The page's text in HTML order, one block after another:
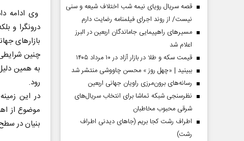
وی ادامه
درونگرا و
بازارهای
چنین
به همین
رود.
در این
موضوع از
بنیان در
قصه سریال رویای نیمه شب اختلاف شیعه و سنی
نیست/ از روند اجرای فیلمنامه رضایت دارم
مسیر‌های راهپیمایی جاماندگان اربعین در البرز
اعلام شد
قیمت سکه و طلا در بازار آزاد در ۱۰ مرداد ۱۴۰۵
ببینید | «چهل روز » محسن چاووشی منتشر شد
رسانه‌های برون‌مرزی راویان جهانی اربعین
نظرسنجی شبکه تماشا برای انتخاب سریال‌های
شرقی محبوب مخاطبان
اطراف رشت کجا بریم (جاهای دیدنی اطراف
رشت)